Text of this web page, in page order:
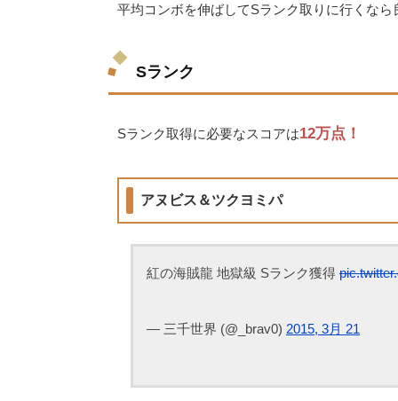
平均コンボを伸ばしてSランク取りに行くなら
Sランク
Sランク取得に必要なスコアは12万点！
アヌビス＆ツクヨミパ
紅の海賊龍 地獄級 Sランク獲得
— 三千世界 (@_brav0) 2015, 3月 21